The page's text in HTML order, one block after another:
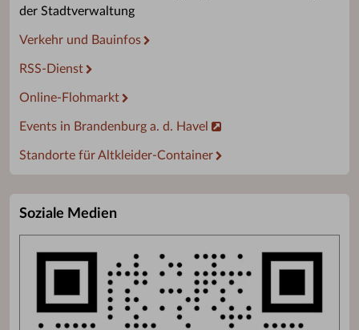
der Stadtverwaltung
Verkehr und Bauinfos
RSS-Dienst
Online-Flohmarkt
Events in Brandenburg a. d. Havel
Standorte für Altkleider-Container
Soziale Medien